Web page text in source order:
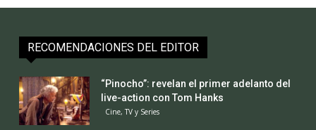
RECOMENDACIONES DEL EDITOR
“Pinocho”: revelan el primer adelanto del
live-action con Tom Hanks
Cine, TV y Series